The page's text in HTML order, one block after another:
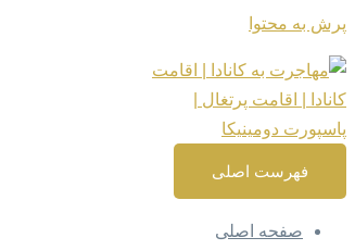
پرش به محتوا
فهرست اصلی
صفحه اصلی